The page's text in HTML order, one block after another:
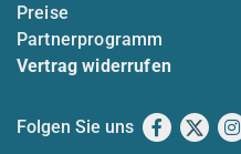
Preise
Partnerprogramm
Vertrag widerrufen
Folgen Sie uns Facebook
X